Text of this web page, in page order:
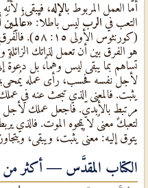
أمّا العمل المربوط بالإله، فيبقى؛
التعب في الرب ليس باطلاً:
(كورنثوس
هو الفرق بين أن تعمل لذاتك الزائلة
تساهم بما يبقى ليس وهماً، بل دعوةٌ
لأجل نفسه فحسب، رأى عمله
يثبت. فالمعنى الذي تبحث عنه في
مرتبطٍ بالأبديّ. فاجعل عملك لأجل
لتعبك معنىً لا يمحوه الموت. فالذي
يتوق إليه: معنىً يثبت، ويبقى،
الكتاب المقدَّس — أكثر من